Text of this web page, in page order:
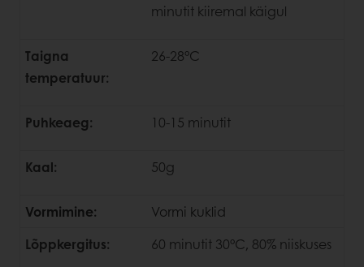
minutit kiiremal käigul
Taigna
temperatuur:
26-28°C
Puhkeaeg: 10-15 minutit
Kaal: 50g
Vormimine:
Vormi kuklid
Lõppkergitus:
60 minutit 30°C, 80% niiskuses